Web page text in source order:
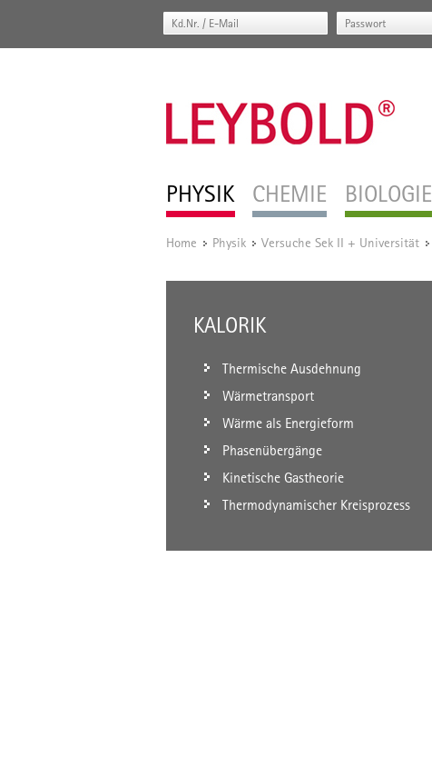
PHYSIK CHEMIE BIOLOGIE
Home / Physik / Versuche Sek II + Universität /
KALORIK
Thermische Ausdehnung
Wärmetransport
Wärme als Energieform
Phasenübergänge
Kinetische Gastheorie
Thermodynamischer Kreisprozess